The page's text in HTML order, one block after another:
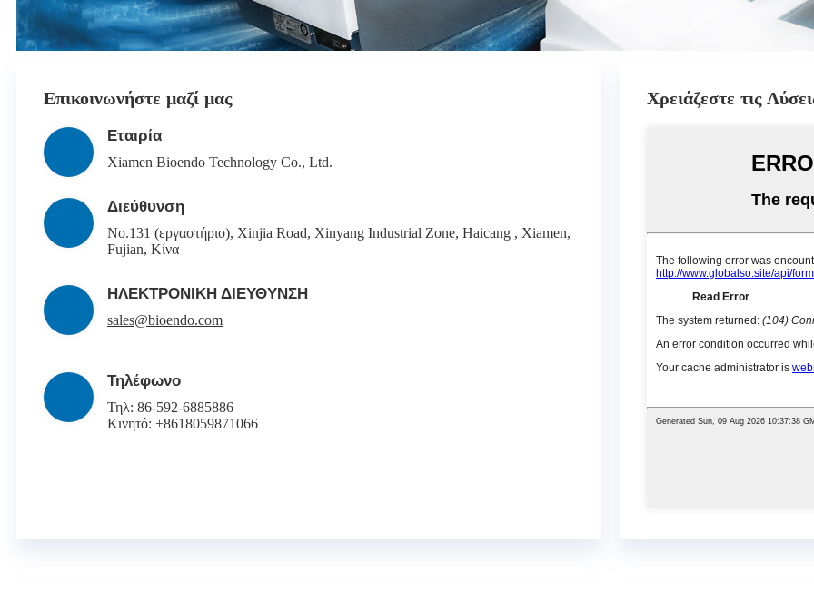
Επικοινωνήστε μαζί μας
Εταιρία
Xiamen Bioendo Technology Co., Ltd.
Διεύθυνση
No.131 (εργαστήριο), Xinjia Road, Xinyang Industrial Zone, Haicang , Xiamen,
Fujian, Κίνα
ΗΛΕΚΤΡΟΝΙΚΗ ΔΙΕΥΘΥΝΣΗ
sales@bioendo.com
Τηλέφωνο
Τηλ: 86-592-6885886
Κινητό: +8618059871066
Χρειάζεστε τις